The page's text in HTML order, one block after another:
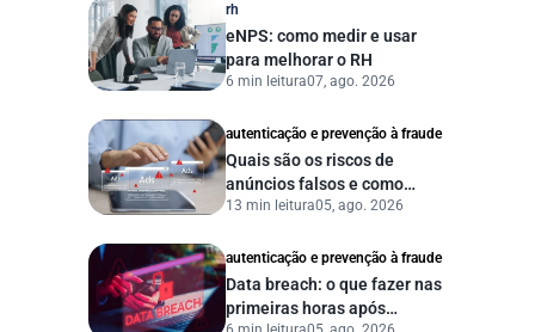
rh
eNPS: como medir e usar
para melhorar o RH
6 min leitura07, ago. 2026
autenticação e prevenção à fraude
Quais são os riscos de
anúncios falsos e como
proteger seu negócio?
13 min leitura05, ago. 2026
autenticação e prevenção à fraude
Data breach: o que fazer nas
primeiras horas após